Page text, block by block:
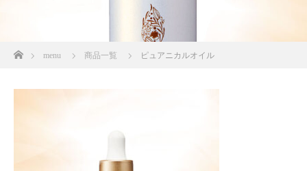
menu 商品一覧 ピュアニカルオイル